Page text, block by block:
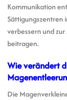
Kommunikation
Sättigungszentren
verbessern und
beitragen.
Wie verändert
Die